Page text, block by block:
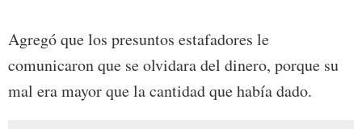
Agregó que los presuntos estafadores le
comunicaron que se olvidara del dinero, porque su
mal era mayor que la cantidad que había dado.